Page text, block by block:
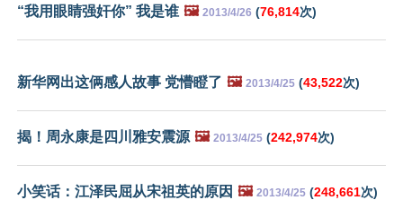
“我用眼睛强奸你” 我是谁 🖼️ 2013/4/26 (76,814次)
新华网出这俩感人故事 党懵瞪了 🖼️ 2013/4/25 (43,522次)
揭！周永康是四川雅安震源 🖼️ 2013/4/25 (242,974次)
小笑话：江泽民屈从宋祖英的原因 🖼️ 2013/4/25 (248,661次)